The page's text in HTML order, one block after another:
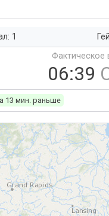
1
Фактическое
06:39
13 мин. раньше